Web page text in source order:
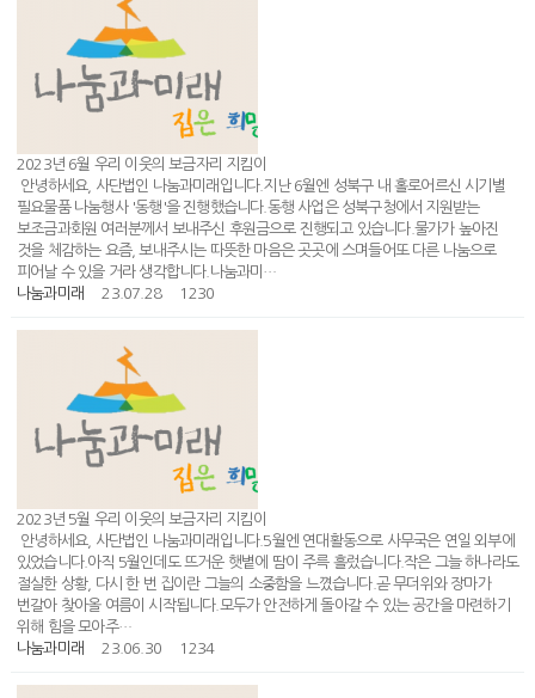
2023년 6월 우리 이웃의 보금자리 지킴이
안녕하세요, 사단법인 나눔과미래입니다.지난 6월엔 성북구 내 홀로어르신 시기별
필요물품 나눔행사 '동행'을 진행했습니다.동행 사업은 성북구청에서 지원받는
보조금과회원 여러분께서 보내주신 후원금으로 진행되고 있습니다.물가가 높아진
것을 체감하는 요즘, 보내주시는 따뜻한 마음은 곳곳에 스며들어또 다른 나눔으로
피어날 수 있을 거라 생각합니다.나눔과미…
나눔과미래
23.07.28 1230
2023년 5월 우리 이웃의 보금자리 지킴이
안녕하세요, 사단법인 나눔과미래입니다.5월엔 연대활동으로 사무국은 연일 외부에
있었습니다.아직 5월인데도 뜨거운 햇볕에 땀이 주륵 흘렀습니다.작은 그늘 하나라도
절실한 상황, 다시 한 번 집이란 그늘의 소중함을 느꼈습니다.곧 무더위와 장마가
번갈아 찾아올 여름이 시작됩니다.모두가 안전하게 돌아갈 수 있는 공간을 마련하기
위해 힘을 모아주…
나눔과미래
23.06.30 1234